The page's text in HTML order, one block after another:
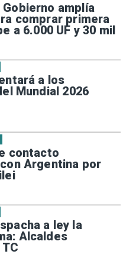
amplía
comprar primera
a 6.000 UF y 30 mil
a los
Mundial 2026
contacto
Argentina por
a ley la
Alcaldes